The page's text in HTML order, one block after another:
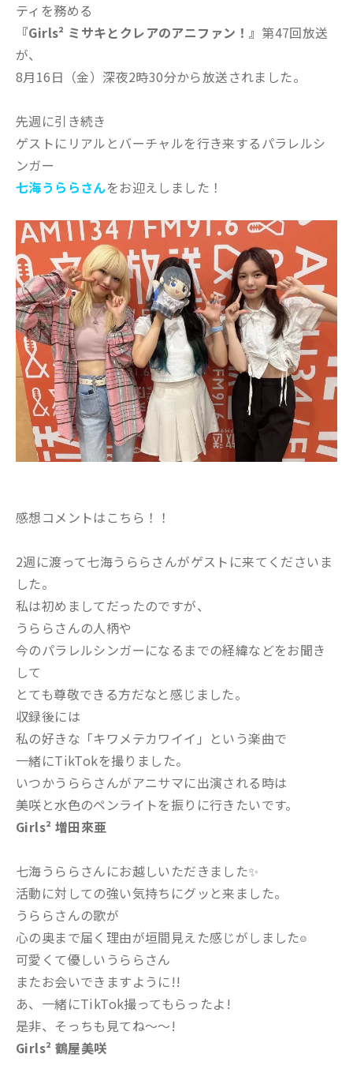
ティを務める
『Girls² ミサキとクレアのアニファン！』 第47回放送
が、
8月16日（金）深夜2時30分から放送されました。
先週に引き続き
ゲストにリアルとバーチャルを行き来するパラレルシ
ンガー
七海うららさんをお迎えしました！
感想コメントはこちら！！
2週に渡って七海うららさんがゲストに来てくださいま
した。
私は初めましてだったのですが、
うららさんの人柄や
今のパラレルシンガーになるまでの経緯などをお聞き
して
とても尊敬できる方だなと感じました。
収録後には
私の好きな「キワメテカワイイ」という楽曲で
一緒にTikTokを撮りました。
いつかうららさんがアニサマに出演される時は
美咲と水色のペンライトを振りに行きたいです。
Girls² 増田來亜
七海うららさんにお越しいただきました✨
活動に対しての強い気持ちにグッと来ました。
うららさんの歌が
心の奥まで届く理由が垣間見えた感じがしました☺️
可愛くて優しいうららさん
またお会いできますように!!
あ、一緒にTikTok撮ってもらったよ!
是非、そっちも見てね〜〜!
Girls² 鶴屋美咲